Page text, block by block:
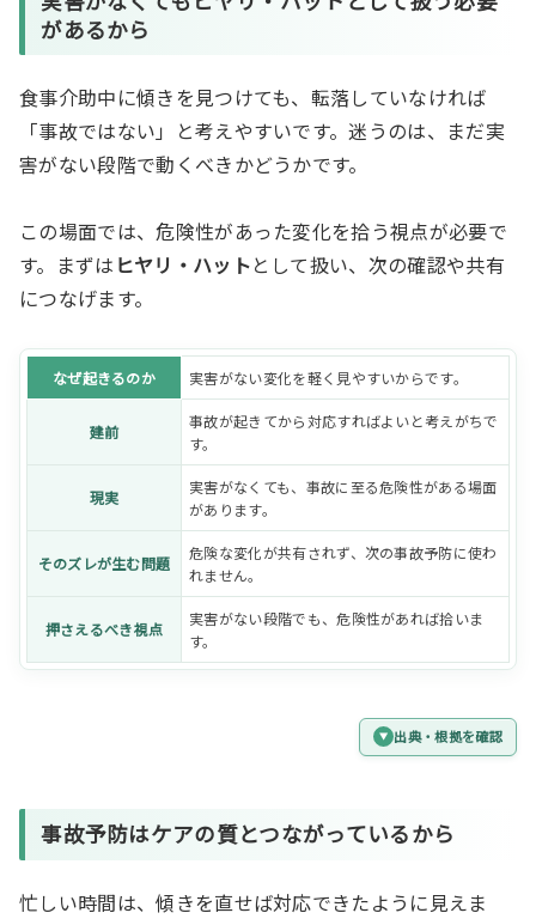
があるから
食事介助中に傾きを見つけても、転落していなければ
「事故ではない」と考えやすいです。迷うのは、まだ実
害がない段階で動くべきかどうかです。
この場面では、危険性があった変化を拾う視点が必要で
す。まずは ヒヤリ・ハットとして扱い、次の確認や共有
につなげます。
なぜ起きるのか 実害がない変化を軽く見やすいからです。
建前
事故が起きてから対応すればよいと考えがちで
す。
現実
実害がなくても、事故に至る危険性がある場面
があります。
そのズレが生む問題
危険な変化が共有されず、次の事故予防に使わ
れません。
押さえるべき視点
実害がない段階でも、危険性があれば拾いま
す。
出典・根拠を確認
事故予防はケアの質とつながっているから
忙しい時間は、傾きを直せば対応できたように見えま